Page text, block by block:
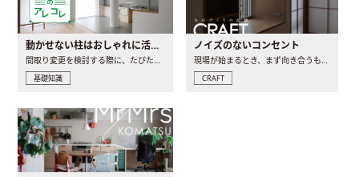
動かせない柱はおしゃれに活用！柱を魅せるリノベーション(リノベ)4選
間取り変更を検討する際に、たびたび皆さんの頭を悩ませる動か..
基礎知識
ノイズのないコンセント
現場が始まるとき、まず向き合うものの一つがコンセントです..
CRAFT